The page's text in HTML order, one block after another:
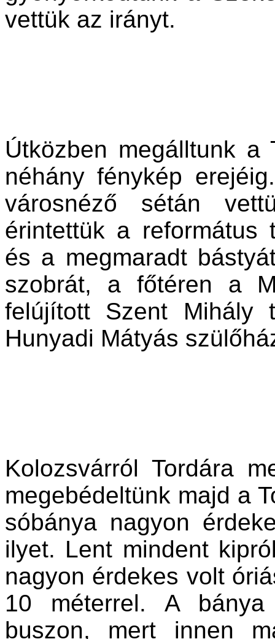
vettük az irányt.
Útközben megálltunk a
néhány fénykép
városnéző sétán
érintettük a református
és a megmaradt
szobrát, a főtéren a
felújított Szent Mihály
Hunyadi Mátyás
Kolozsvárról Tordára
megebédeltünk majd a
sóbánya nagyon
ilyet. Lent mindent
nagyon érdekes volt
10 méterrel. A
buszon, mert innen